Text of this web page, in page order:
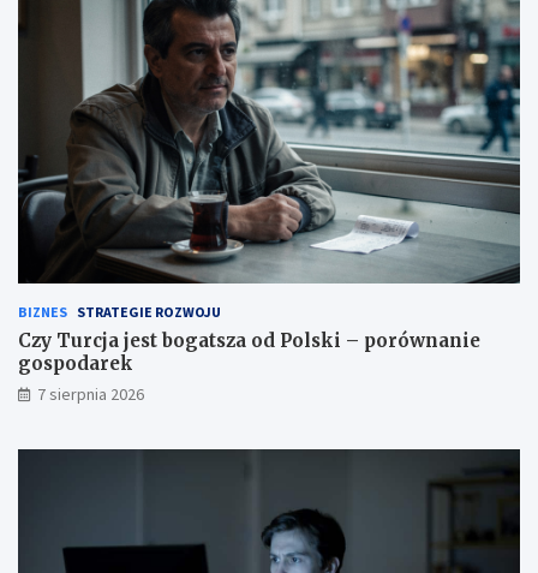
BIZNES STRATEGIE ROZWOJU
Czy Turcja jest bogatsza od Polski – porównanie
gospodarek
7 sierpnia 2026